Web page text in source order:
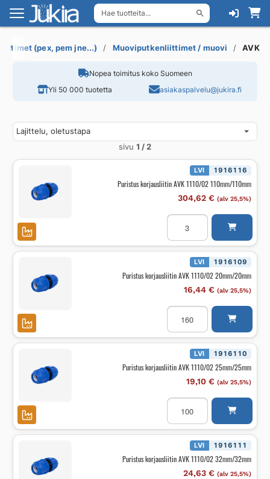
Hae tuotteita...
Siirry
navigointiin
Siirry
sisältöön
(pex, pem jne...) Muoviputkenliittimet / muovi AVK
Nopea toimitus koko Suomeen
Yli 50 000 tuotetta
asiakaspalvelu@jukira.fi
sivu 1 / 2
LVI 1916116
Puristus korjausliitin AVK 1110/02 110mm/110mm
304,62 € (alv 25,5%)
Puristus
korjausliitin
1110/02
110mm/110mm
määrä LVI 1916109
Puristus korjausliitin AVK 1110/02 20mm/20mm
16,44 € (alv 25,5%)
Puristus
korjausliitin
1110/02
20mm/20mm
määrä LVI 1916110
Puristus korjausliitin AVK 1110/02 25mm/25mm
19,10 € (alv 25,5%)
Puristus
korjausliitin
1110/02
25mm/25mm
määrä LVI 1916111
Puristus korjausliitin AVK 1110/02 32mm/32mm
24,63 € (alv 25,5%)